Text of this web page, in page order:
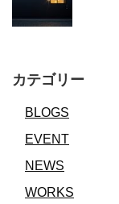
カテゴリー
BLOGS
EVENT
NEWS
WORKS